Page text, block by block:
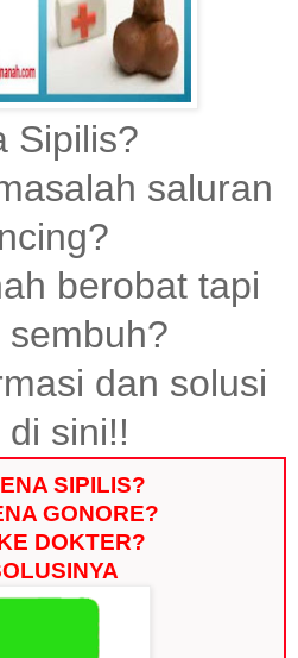
Sipilis?
saluran
berobat tapi
sembuh?
dan solusi
di sini!!
SIPILIS?
GONORE?
DOKTER?